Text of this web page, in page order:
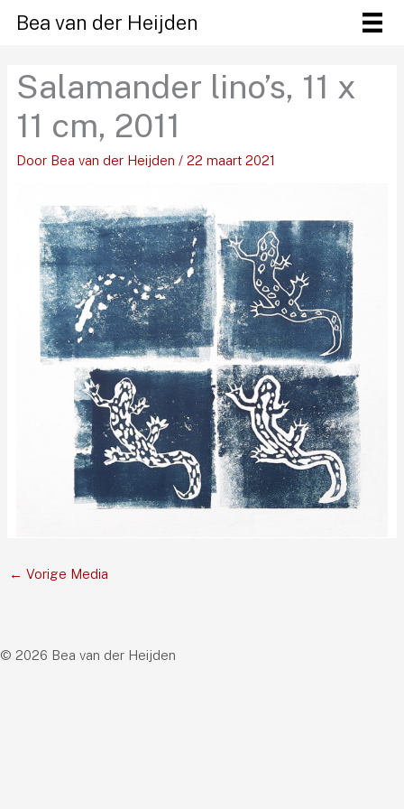
naar
inhoud
Bea van der Heijden
Salamander lino’s, 11 x
11 cm, 2011
Door Bea van der Heijden / 22 maart 2021
← Vorige Media
© 2026 Bea van der Heijden